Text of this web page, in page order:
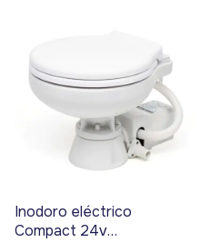
Inodoro eléctrico
Compact 24v